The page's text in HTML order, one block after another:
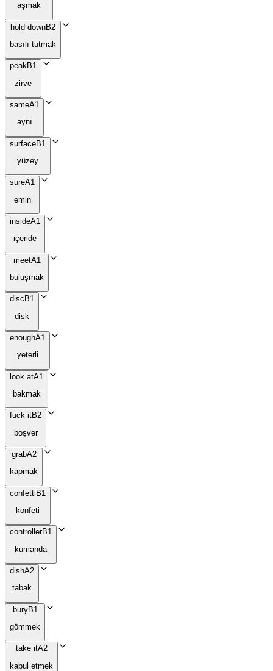
aşmak
hold downB2
basılı tutmak
peakB1
zirve
sameA1
aynı
surfaceB1
yüzey
sureA1
emin
insideA1
içeride
meetA1
buluşmak
disc B1
disk
enoughA1
yeterli
look atA1
bakmak
fuck itB2
boşver
grabA2
kapmak
confettiB1
konfeti
controllerB1
kumanda
dishA2
tabak
buryB1
gömmek
take itA2
kabul etmek